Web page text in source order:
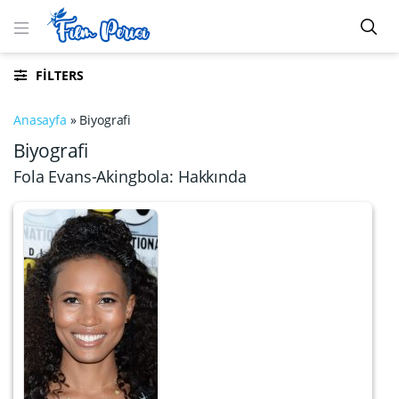
FILTERS
Anasayfa » Biyografi
Biyografi
Fola Evans-Akingbola: Hakkında